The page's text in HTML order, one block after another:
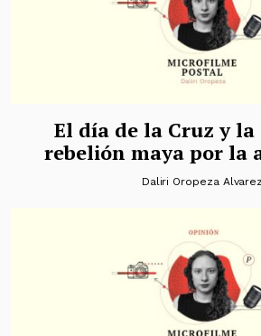
El día de la Cruz y
rebelión maya por la
Daliri Oropeza Alvarez